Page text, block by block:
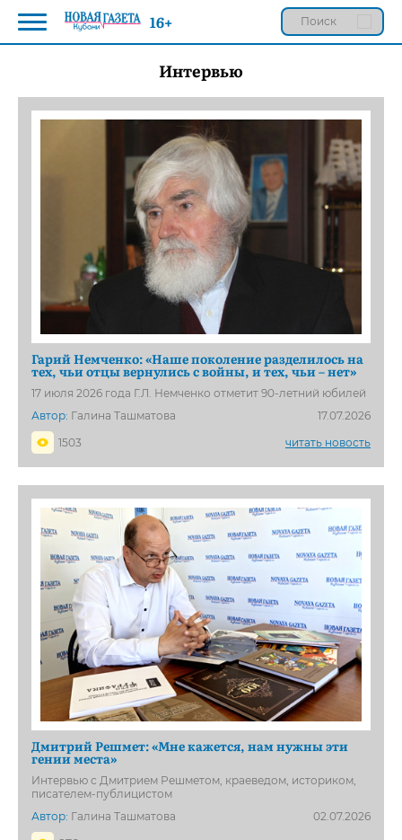
Интервью
Гарий Немченко: «Наше поколение разделилось на
тех, чьи отцы вернулись с войны, и тех, чьи – нет»
17 июля 2026 года Г.Л. Немченко отметит 90-летний юбилей
Автор: Галина Ташматова
17.07.2026
1503
читать новость
Дмитрий Решмет: «Мне кажется, нам нужны эти
гении места»
Интервью с Дмитрием Решметом, краеведом, историком,
писателем-публицистом
Автор: Галина Ташматова
02.07.2026
16+